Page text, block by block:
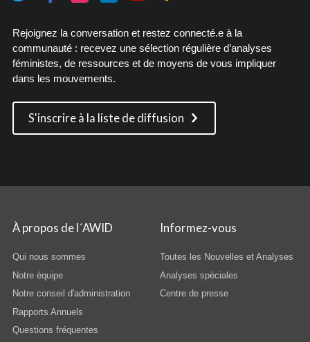
Rejoignez la conversation et restez connecté.e à la
communauté : recevez une sélection régulière d’analyses
féministes, de ressources et de moyens de vous impliquer
dans les mouvements.
S'inscrire à la liste de diffusion
À propos de l´AWID
Qui nous sommes
Notre équipe
Notre conseil d'administration
Rapports Annuels
Questions fréquentes
Informez-vous
Toutes les Nouvelles et Analyses
Analyses spéciales
Centre de presse